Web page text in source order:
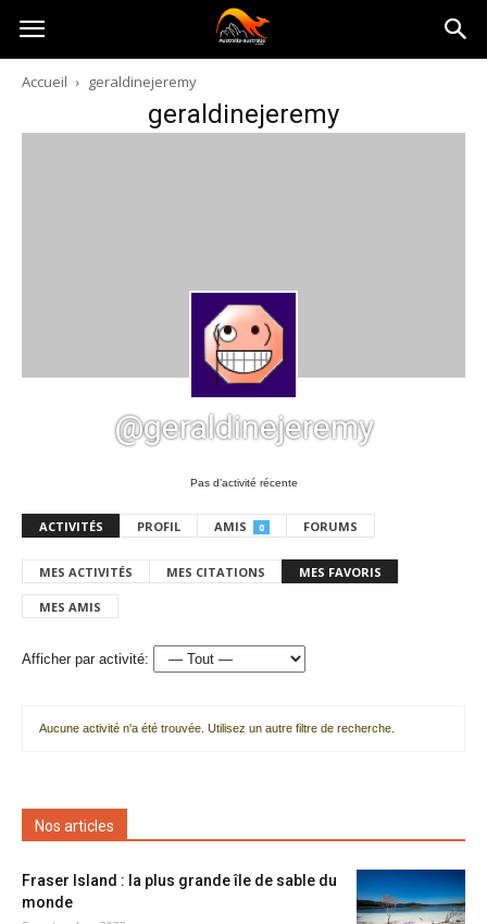
Australia-
australie.com
Accueil geraldinejeremy
geraldinejeremy
@geraldinejeremy
Pas d’activité récente
ACTIVITÉS PROFIL AMIS 0 FORUMS
MES ACTIVITÉS MES CITATIONS MES FAVORIS
MES AMIS
Afficher par activité:
Aucune activité n'a été trouvée. Utilisez un autre filtre de recherche.
Nos articles
Fraser Island : la plus grande île de sable du
monde